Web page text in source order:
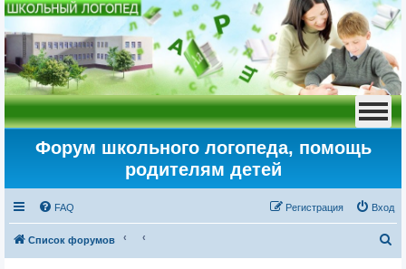
Форум школьного логопеда, помощь
родителям детей
FAQ Вход
Регистрация
Список форумов
о